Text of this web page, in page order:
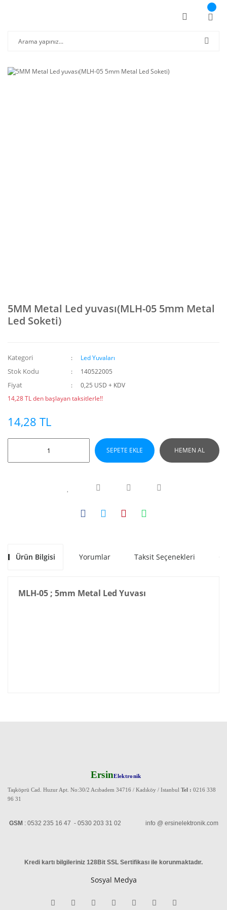
5MM Metal Led yuvası(MLH-05 5mm Metal
Led Soketi)
Kategori Led Yuvaları
Stok Kodu 140522005
Fiyat
0,25 USD + KDV
14,28 TL den başlayan taksitlerle!!
14,28 TL
SEPETE EKLE HEMEN AL
Ürün Bilgisi Yorumlar Taksit Seçenekleri
MLH-05 ; 5mm Metal Led Yuvası
ErsinElektronik
Taşköprü Cad. Huzur Apt. No:30/2 Acıbadem 34716 / Kadıköy / Istanbul Tel : 0216 338
96 31
GSM : 0532 235 16 47 - 0530 203 31 02 info @ ersinelektronik.com
Kredi kartı bilgileriniz 128Bit SSL Sertifikası ile korunmaktadır.
Sosyal Medya